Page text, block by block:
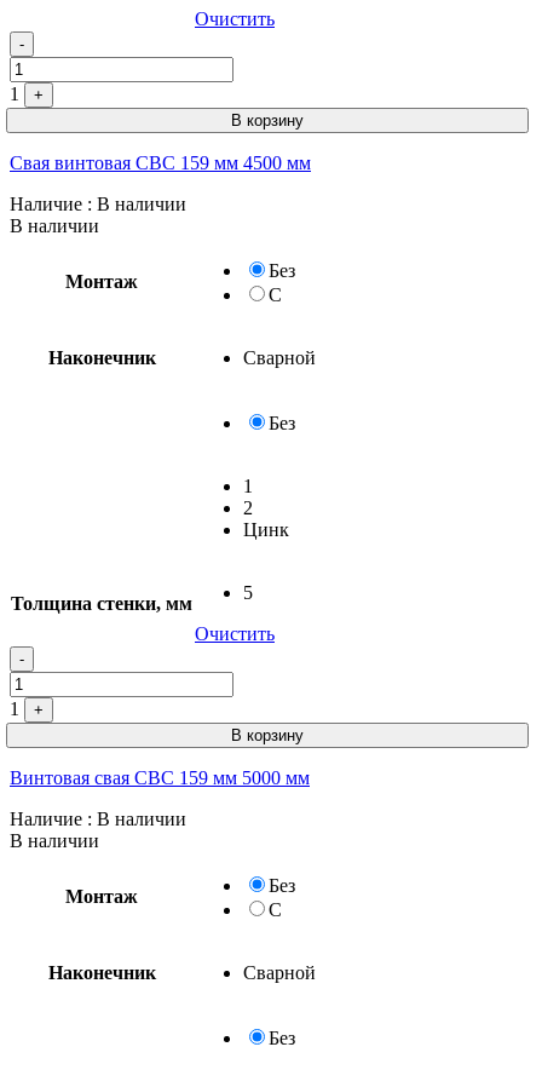
Очистить
-
1
+
В корзину
Свая винтовая СВС 159 мм 4500 мм
Наличие : В наличии
В наличии
Монтаж
Без
С
Наконечник Сварной
Без
1
2
Цинк
Толщина стенки, мм
5
Очистить
-
1
+
В корзину
Винтовая свая СВС 159 мм 5000 мм
Наличие : В наличии
В наличии
Монтаж
Без
С
Наконечник Сварной
Без